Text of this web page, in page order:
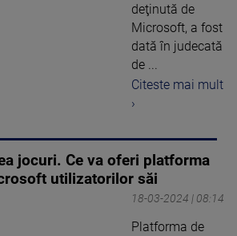
deţinută de
Microsoft, a fost
dată în judecată
de ...
Citeste mai mult
›
jocuri. Ce va oferi platforma
utilizatorilor săi
18-03-2024 | 08:14
Platforma de